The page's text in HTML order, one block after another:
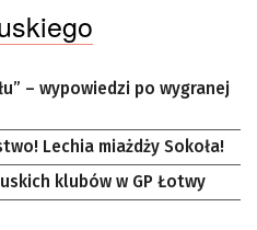
– wypowiedzi po wygranej
Lechia miażdży Sokoła!
klubów w GP Łotwy